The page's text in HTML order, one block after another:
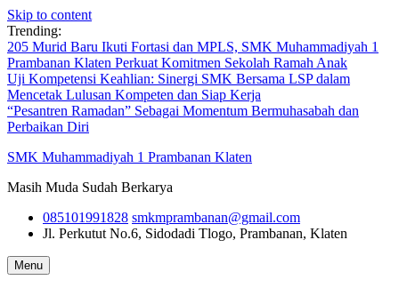
Skip to content
Trending:
205 Murid Baru Ikuti Fortasi dan MPLS, SMK Muhammadiyah 1
Prambanan Klaten Perkuat Komitmen Sekolah Ramah Anak
Uji Kompetensi Keahlian: Sinergi SMK Bersama LSP dalam
Mencetak Lulusan Kompeten dan Siap Kerja
“Pesantren Ramadan” Sebagai Momentum Bermuhasabah dan
Perbaikan Diri
SMK Muhammadiyah 1 Prambanan Klaten
Masih Muda Sudah Berkarya
085101991828 smkmprambanan@gmail.com
Jl. Perkutut No.6, Sidodadi Tlogo, Prambanan, Klaten
Menu